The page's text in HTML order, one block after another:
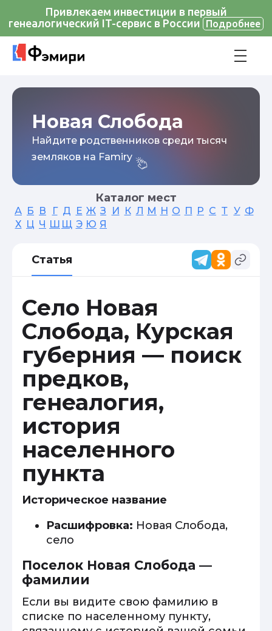
Привлекаем инвестиции в первый
генеалогический IT-сервис в России
Подробнее
Новая Слобода
Найдите родственников среди тысяч
земляков на Famiry
Каталог мест
А Б В Г Д Е Ж З И К Л М Н О П Р С Т У Ф
Х Ц Ч Ш Щ Э Ю Я
Статья
Село Новая
Слобода, Курская
губерния — поиск
предков,
генеалогия,
история
населенного
пункта
Историческое название
Расшифровка: Новая Слобода,
село
Поселок Новая Слобода —
фамилии
Если вы видите свою фамилию в
списке по населенному пункту,